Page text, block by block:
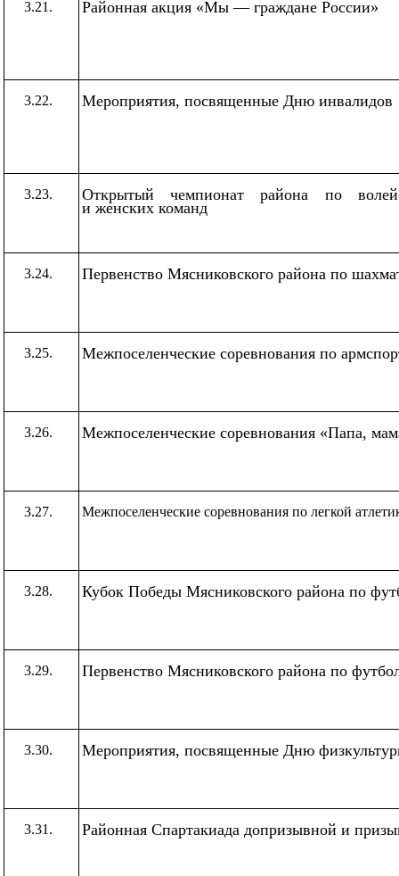
3.21. Районная акция «Мы— граждане России»
3.22. Мероприятия, посвященные Дню инвалидов
3.23. Открытый чемпионат района по
и женских команд
3.24. Первенство Мясниковского района по
3.25. Межпоселенческие соревнования по
3.26. Межпоселенческие соревнования «Папа,
3.27. Межпоселенческие соревнования по легкой
3.28. Кубок Победы Мясниковского района по
3.29. Первенство Мясниковского района по
3.30. Мероприятия, посвященные Дню
3.31. Районная Спартакиада допризывной и